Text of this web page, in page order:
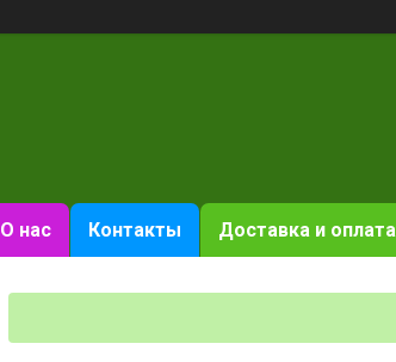
О нас Контакты Доставка и оплата